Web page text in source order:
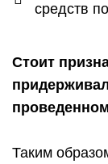
средств
Стоит
Таким